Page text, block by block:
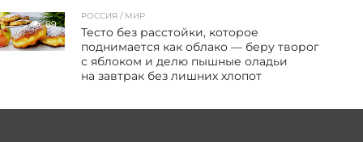
89
РОССИЯ / МИР
Тесто без расстойки, которое
поднимается как облако — беру творог
с яблоком и делю пышные оладьи
на завтрак без лишних хлопот